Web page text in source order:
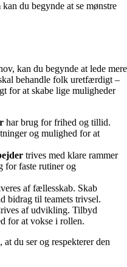
du begynde at se mønstre
kan du begynde at lede mere
behandle folk uretfærdigt –
for at skabe lige muligheder
har brug for frihed og tillid.
og mulighed for at
trives med klare rammer
for faste rutiner og
af fællesskab. Skab
bidrag til teamets trivsel.
af udvikling. Tilbyd
for at vokse i rollen.
du ser og respekterer den